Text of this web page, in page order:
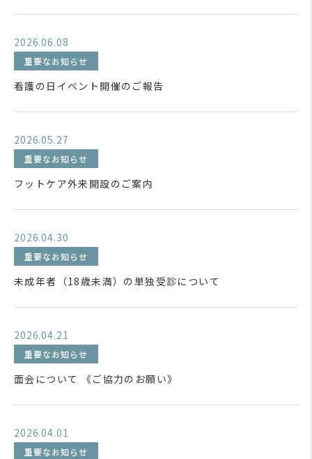
2026.06.08
重要なお知らせ
看護の日イベント開催のご報告
2026.05.27
重要なお知らせ
フットケア外来開設のご案内
2026.04.30
重要なお知らせ
未成年者（18歳未満）の単独受診について
2026.04.21
重要なお知らせ
面会について 《ご協力のお願い》
2026.04.01
重要なお知らせ